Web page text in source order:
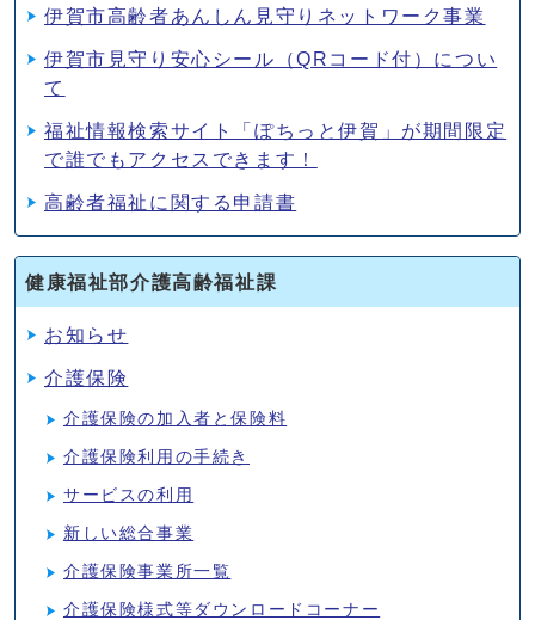
伊賀市高齢者あんしん見守りネットワーク事業
伊賀市見守り安心シール（QRコード付）につい
て
福祉情報検索サイト「ぽちっと伊賀」が期間限定
で誰でもアクセスできます！
高齢者福祉に関する申請書
健康福祉部介護高齢福祉課
お知らせ
介護保険
介護保険の加入者と保険料
介護保険利用の手続き
サービスの利用
新しい総合事業
介護保険事業所一覧
介護保険様式等ダウンロードコーナー